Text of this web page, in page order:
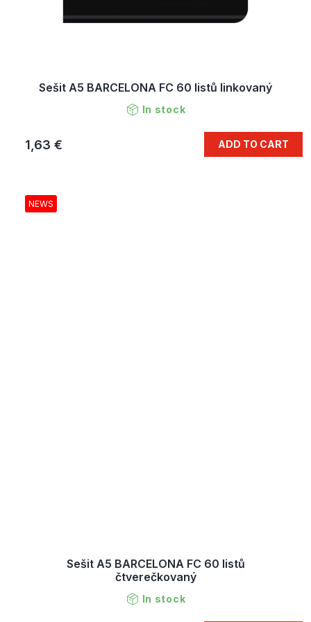
Sešit A5 BARCELONA FC 60 listů linkovaný
In stock
1,63 € ADD TO CART
NEWS
Sešit A5 BARCELONA FC 60 listů
čtverečkovaný
In stock